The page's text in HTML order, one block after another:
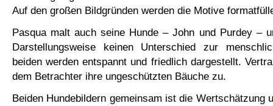
Auf den großen Bildgründen werden die Motive
Pasqua malt auch seine Hunde – John und Purdey –
Darstellungsweise keinen Unterschied zur
beiden werden entspannt und friedlich dargestellt.
dem Betrachter ihre ungeschützten Bäuche zu.
Beiden Hundebildern gemeinsam ist die Wertschätzung